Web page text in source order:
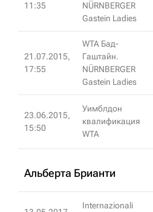
11:35
NÜRNBERGER
Gastein Ladies
21.07.2015,
17:55
WTA Бад-
Гаштайн.
NÜRNBERGER
Gastein Ladies
23.06.2015,
15:50
Уимблдон
квалификация
WTA
Альберта Брианти
Internazionali